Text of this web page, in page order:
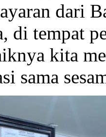
dari
di tempat
kita
sama